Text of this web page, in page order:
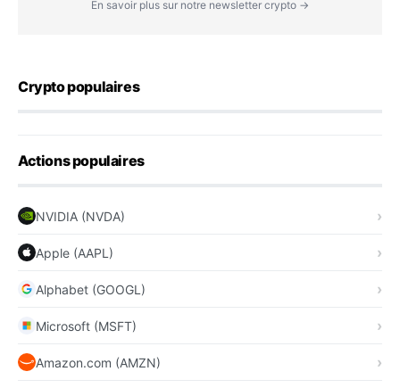
En savoir plus sur notre newsletter crypto →
Crypto populaires
Actions populaires
NVIDIA (NVDA)
Apple (AAPL)
Alphabet (GOOGL)
Microsoft (MSFT)
Amazon.com (AMZN)